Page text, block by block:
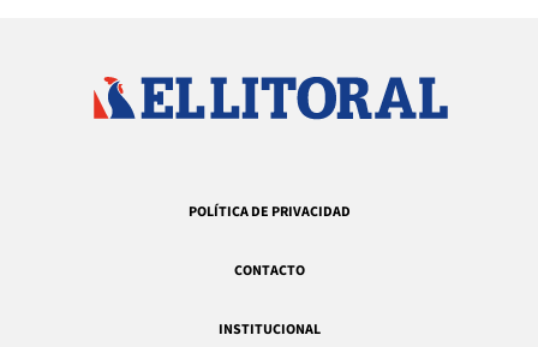
POLÍTICA DE PRIVACIDAD
CONTACTO
INSTITUCIONAL